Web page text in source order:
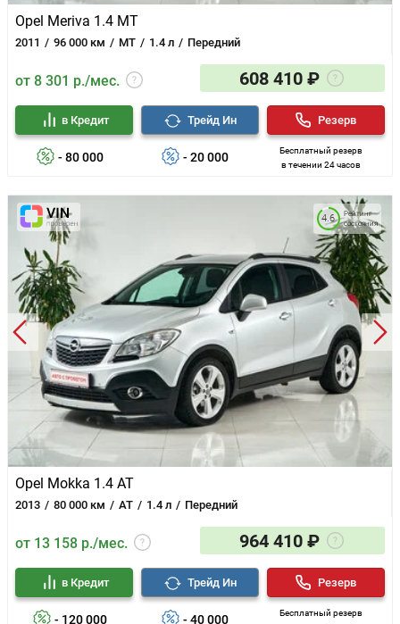
Opel Meriva 1.4 MT
2011 96 000 км MT 1.4 л Передний
от 8 301 р./мес. 608 410 ₽
- 80 000
в Кредит
- 20 000
Трейд Ин
Бесплатный резерв
в течении 24 часов
Резерв
Opel Mokka 1.4 AT
2013 80 000 км AT 1.4 л Передний
Рейтинг
состояния
4.6
от 13 158 р./мес. 964 410 ₽
- 120 000
в Кредит
- 40 000
Трейд Ин
Бесплатный резерв
Резерв